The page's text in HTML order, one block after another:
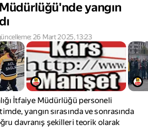
yangın
26 Mart 2025, 13:23
İtfaiye Müdürlüğü personeli
yangın sırasında ve sonrasında
davranış şekilleri teorik olarak